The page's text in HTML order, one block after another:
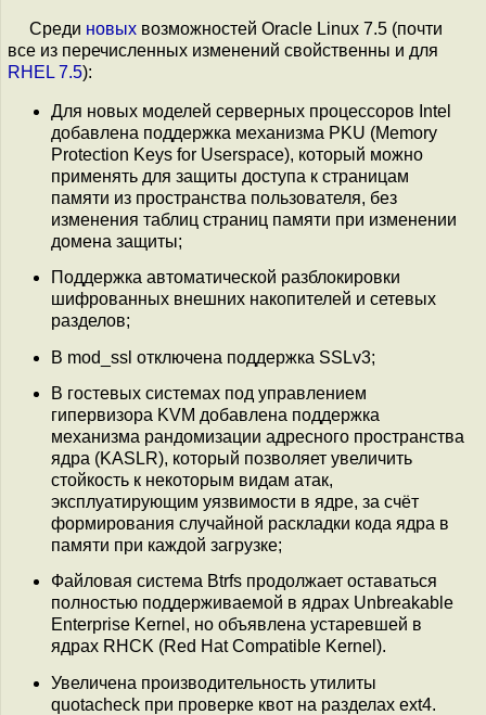
Среди новых возможностей Oracle Linux 7.5 (почти
все из перечисленных изменений свойственны и для
RHEL 7.5):
Для новых моделей серверных процессоров Intel
добавлена поддержка механизма PKU (Memory
Protection Keys for Userspace), который можно
применять для защиты доступа к страницам
памяти из пространства пользователя, без
изменения таблиц страниц памяти при изменении
домена защиты;
Поддержка автоматической разблокировки
шифрованных внешних накопителей и сетевых
разделов;
В mod_ssl отключена поддержка SSLv3;
В гостевых системах под управлением
гипервизора KVM добавлена поддержка
механизма рандомизации адресного пространства
ядра (KASLR), который позволяет увеличить
стойкость к некоторым видам атак,
эксплуатирующим уязвимости в ядре, за счёт
формирования случайной раскладки кода ядра в
памяти при каждой загрузке;
Файловая система Btrfs продолжает оставаться
полностью поддерживаемой в ядрах Unbreakable
Enterprise Kernel, но объявлена устаревшей в
ядрах RHCK (Red Hat Compatible Kernel).
Увеличена производительность утилиты
quotacheck при проверке квот на разделах ext4.